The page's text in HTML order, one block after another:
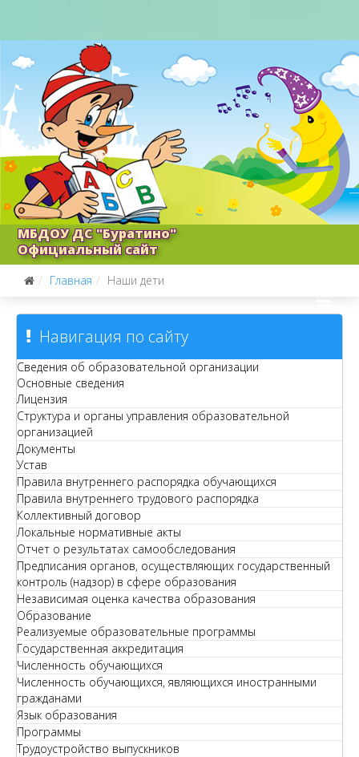
МБДОУ ДС "Буратино"
Официальный сайт
Главная Наши дети
Навигация по сайту
Сведения об образовательной организации
Основные сведения
Лицензия
Структура и органы управления образовательной
организацией
Документы
Устав
Правила внутреннего распорядка обучающихся
Правила внутреннего трудового распорядка
Коллективный договор
Локальные нормативные акты
Отчет о результатах самообследования
Предписания органов, осуществляющих государственный
контроль (надзор) в сфере образования
Независимая оценка качества образования
Образование
Реализуемые образовательные программы
Государственная аккредитация
Численность обучающихся
Численность обучающихся, являющихся иностранными
гражданами
Язык образования
Программы
Трудоустройство выпускников